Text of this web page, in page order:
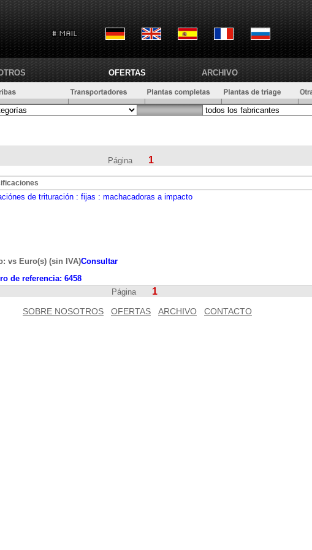
OFERTAS ARCHIVO
Página 1
de trituración : fijas : machacadoras a impacto
vs Euro(s) (sin IVA)Consultar
de referencia: 6458
Página
1
SOBRE NOSOTROS OFERTAS ARCHIVO CONTACTO